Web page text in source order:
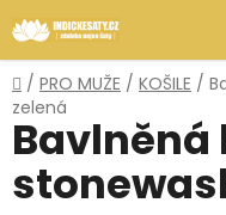
na
obsah
Domů
/ PRO MUŽE / KOŠILE /
zelená
Bavlněná